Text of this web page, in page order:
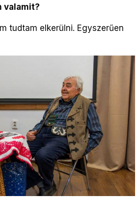
valamit?
tudtam elkerülni. Egyszerűen